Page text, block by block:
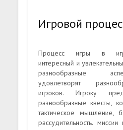
Игровой
Процесс игры в
интересный и
разнообразные
удовлетворят
игроков. Игроку
разнообразные квесты,
тактическое мышление,
рассудительность.